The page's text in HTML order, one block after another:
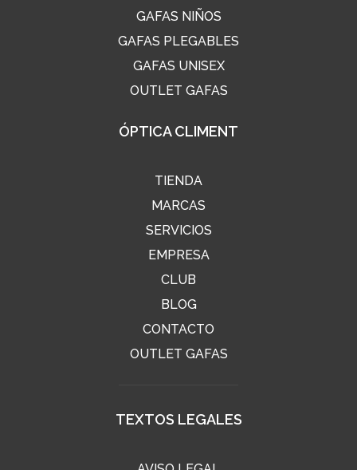
GAFAS NIÑOS
GAFAS PLEGABLES
GAFAS UNISEX
OUTLET GAFAS
ÓPTICA CLIMENT
TIENDA
MARCAS
SERVICIOS
EMPRESA
CLUB
BLOG
CONTACTO
OUTLET GAFAS
TEXTOS LEGALES